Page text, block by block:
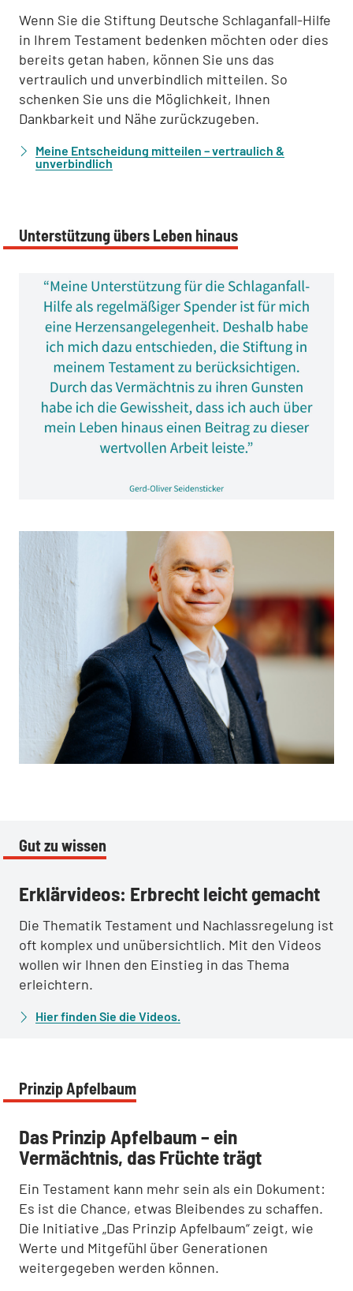
Wenn Sie die Stiftung Deutsche Schlaganfall-Hilfe
in Ihrem Testament bedenken möchten oder dies
bereits getan haben, können Sie uns das
vertraulich und unverbindlich mitteilen. So
schenken Sie uns die Möglichkeit, Ihnen
Dankbarkeit und Nähe zurückzugeben.
Meine Entscheidung mitteilen – vertraulich &
unverbindlich
Unterstützung übers Leben hinaus
Gut zu wissen
:Erklärvideos: Erbrecht leicht gemacht
Die Thematik Testament und Nachlassregelung ist
oft komplex und unübersichtlich. Mit den Videos
wollen wir Ihnen den Einstieg in das Thema
erleichtern.
Hier finden Sie die Videos.
Prinzip Apfelbaum
:Das Prinzip Apfelbaum – ein
Vermächtnis, das Früchte trägt
Ein Testament kann mehr sein als ein Dokument:
Es ist die Chance, etwas Bleibendes zu schaffen.
Die Initiative „Das Prinzip Apfelbaum“ zeigt, wie
Werte und Mitgefühl über Generationen
weitergegeben werden können.